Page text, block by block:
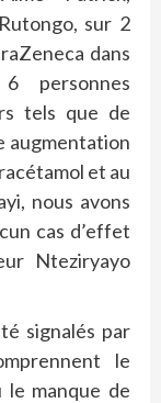
sur 2
dans
personnes
tels que de
augmentation
et au
nous avons
cas d’effet
Nteziryayo
signalés par
le
le manque de